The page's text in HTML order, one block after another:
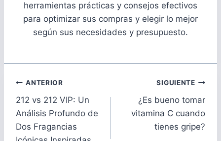
herramientas prácticas y consejos efectivos
para optimizar sus compras y elegir lo mejor
según sus necesidades y presupuesto.
Navegación
de
entradas
ANTERIOR
212 vs 212 VIP: Un
Análisis Profundo de
Dos Fragancias
SIGUIENTE
¿Es bueno tomar
vitamina C cuando
tienes gripe?